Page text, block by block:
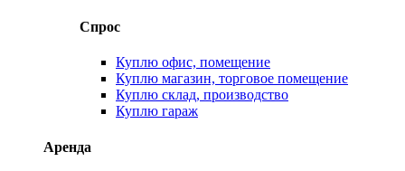
Спрос
Куплю офис, помещение
Куплю магазин, торговое помещение
Куплю склад, производство
Куплю гараж
Аренда